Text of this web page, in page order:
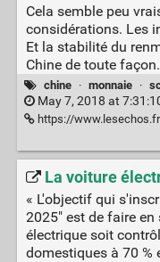
Cela semble peu
considérations. Les
Et la stabilité du
Chine de toute façon.
chine · monnaie ·
May 7, 2018 at
https://www.lesechos.fr/finance-marches/marches-financiers/
La voiture
« L'objectif qui
2025" est de faire
électrique soit
domestiques à 70 %